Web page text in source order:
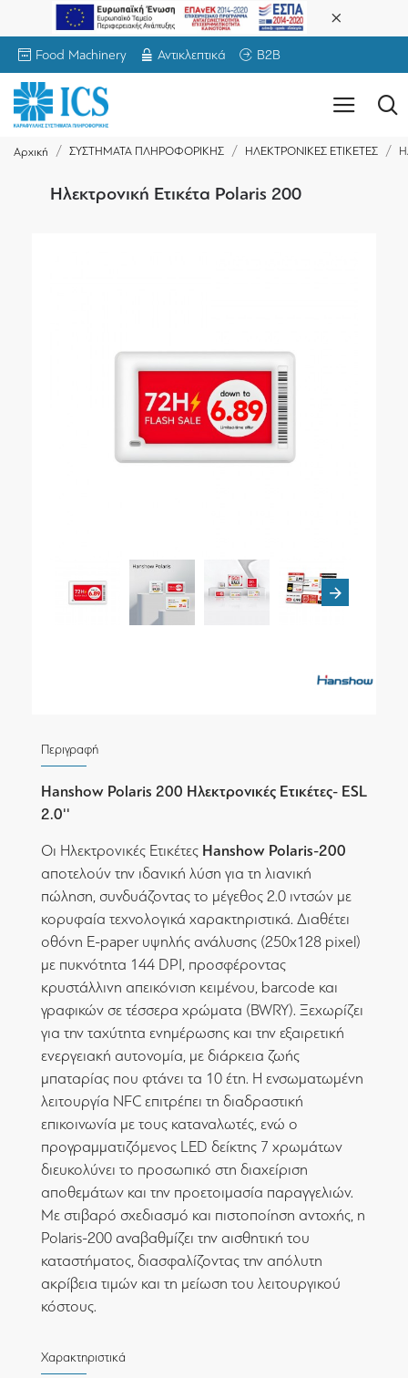
Food Machinery Αντικλεπτικά B2B
Αρχική ΣΥΣΤΗΜΑΤΑ ΠΛΗΡΟΦΟΡΙΚΗΣ ΗΛΕΚΤΡΟΝΙΚΕΣ ΕΤΙΚΕΤΕΣ
Ηλεκτρονική Ετικέτα Polaris 200
Περιγραφή
Hanshow Polaris 200 Ηλεκτρονικές Ετικέτες- ESL
2.0''
Οι Ηλεκτρονικές Ετικέτες Hanshow Polaris-200
αποτελούν την ιδανική λύση για τη λιανική
πώληση, συνδυάζοντας το μέγεθος 2.0 ιντσών με
κορυφαία τεχνολογικά χαρακτηριστικά. Διαθέτει
οθόνη E-paper υψηλής ανάλυσης (250x128 pixel)
με πυκνότητα 144 DPI, προσφέροντας
κρυστάλλινη απεικόνιση κειμένου, barcode και
γραφικών σε τέσσερα χρώματα (BWRY). Ξεχωρίζει
για την ταχύτητα ενημέρωσης και την εξαιρετική
ενεργειακή αυτονομία, με διάρκεια ζωής
μπαταρίας που φτάνει τα 10 έτη. Η ενσωματωμένη
λειτουργία NFC επιτρέπει τη διαδραστική
επικοινωνία με τους καταναλωτές, ενώ ο
προγραμματιζόμενος LED δείκτης 7 χρωμάτων
διευκολύνει το προσωπικό στη διαχείριση
αποθεμάτων και την προετοιμασία παραγγελιών.
Με στιβαρό σχεδιασμό και πιστοποίηση αντοχής, η
Polaris-200 αναβαθμίζει την αισθητική του
καταστήματος, διασφαλίζοντας την απόλυτη
ακρίβεια τιμών και τη μείωση του λειτουργικού
κόστους.
Χαρακτηριστικά